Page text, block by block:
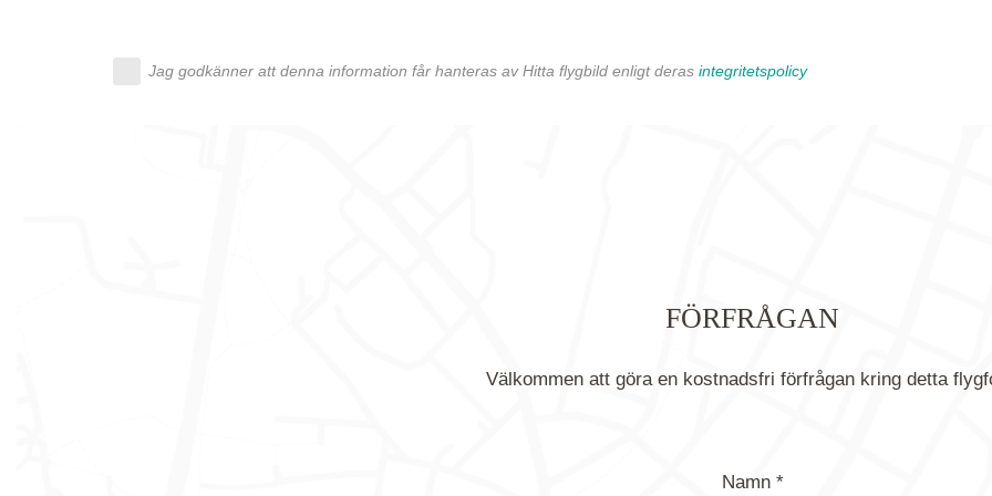
Jag godkänner att denna information får hanteras av Hitta flygbild enligt deras integritetspolicy
FÖRFRÅGAN
Välkommen att göra en kostnadsfri förfrågan kring detta
Namn *